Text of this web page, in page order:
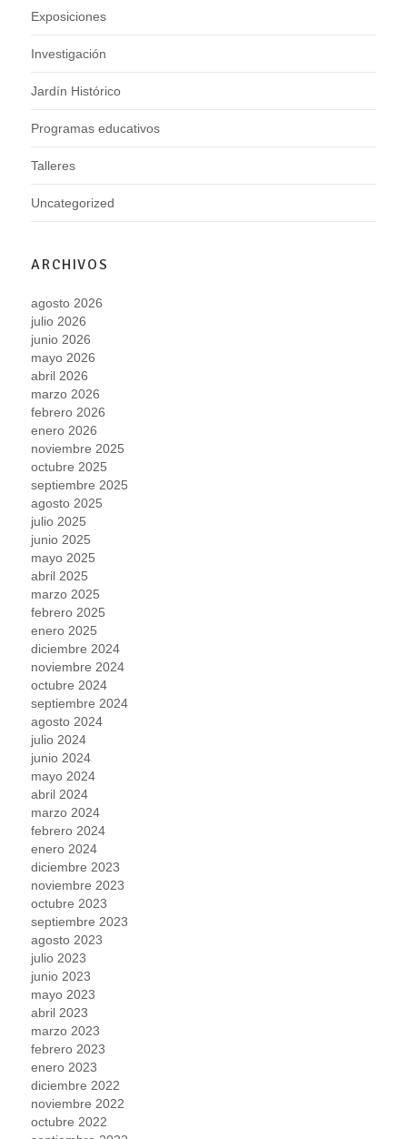
Exposiciones
Investigación
Jardín Histórico
Programas educativos
Talleres
Uncategorized
ARCHIVOS
agosto 2026
julio 2026
junio 2026
mayo 2026
abril 2026
marzo 2026
febrero 2026
enero 2026
noviembre 2025
octubre 2025
septiembre 2025
agosto 2025
julio 2025
junio 2025
mayo 2025
abril 2025
marzo 2025
febrero 2025
enero 2025
diciembre 2024
noviembre 2024
octubre 2024
septiembre 2024
agosto 2024
julio 2024
junio 2024
mayo 2024
abril 2024
marzo 2024
febrero 2024
enero 2024
diciembre 2023
noviembre 2023
octubre 2023
septiembre 2023
agosto 2023
julio 2023
junio 2023
mayo 2023
abril 2023
marzo 2023
febrero 2023
enero 2023
diciembre 2022
noviembre 2022
octubre 2022